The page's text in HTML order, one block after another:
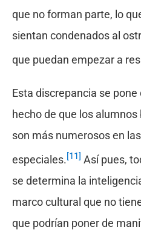
que no forman parte, lo
sientan condenados al
que puedan empezar a
Esta discrepancia se
hecho de que los
son más numerosos en
especiales.[11] Así pues,
se determina la
marco cultural que no
que podrían poner de